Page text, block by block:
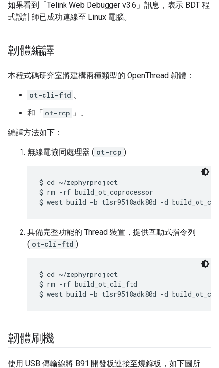
如果看到「Telink Web Debugger v3.6」訊息，表示 BDT 程
式設計師已成功連線至 Linux 電腦。
韌體編譯
本程式碼研究室將建構兩種類型的 OpenThread 韌體：
ot-cli-ftd 、
和「 ot-rcp 」。
編譯方法如下：
無線電協同處理器 ( ot-rcp )
$ cd ~/zephyrproject
$ rm -rf build_ot_coprocessor
具備完整功能的 Thread 裝置，提供互動式指令列
( ot-cli-ftd )
$ cd ~/zephyrproject
$ rm -rf build_ot_cli_ftd
韌體刷機
使用 USB 傳輸線將 B91 開發板連接至燒錄板，如下圖所